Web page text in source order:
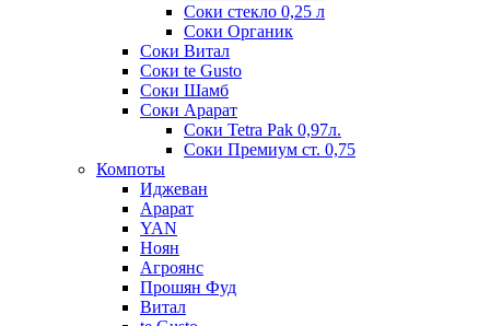
Соки стекло 0,25 л
Соки Органик
Соки Витал
Соки te Gusto
Соки Шамб
Соки Арарат
Соки Tetra Pak 0,97л.
Соки Премиум ст. 0,75
Компоты
Иджеван
Арарат
YAN
Ноян
Агроянс
Прошян Фуд
Витал